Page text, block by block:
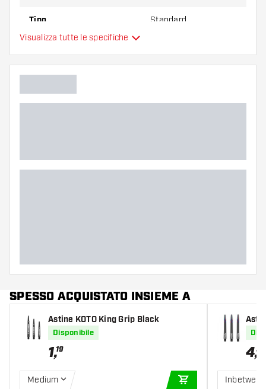
Tipo Standard
Colore principale
Visualizza tutte le specifiche
SPESSO ACQUISTATO INSIEME A
Astine KOTO King Grip Black
Disponibile
1,19
Medium
AGGIUNGI AL
ck
4,50
Inbetween